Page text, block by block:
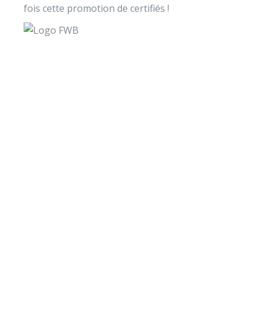
fois cette promotion de certifiés !